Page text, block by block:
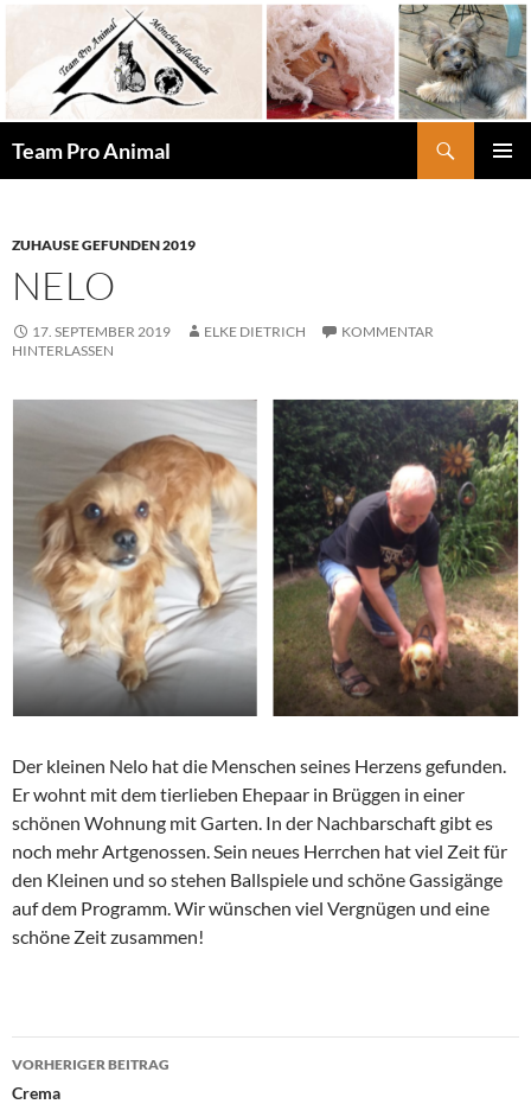
springen
Team Pro Animal
ZUHAUSE GEFUNDEN 2019
NELO
17. SEPTEMBER 2019 ELKE DIETRICH
KOMMENTAR
HINTERLASSEN
Der kleinen Nelo hat die Menschen seines Herzens gefunden.
Er wohnt mit dem tierlieben Ehepaar in Brüggen in einer
schönen Wohnung mit Garten. In der Nachbarschaft gibt es
noch mehr Artgenossen. Sein neues Herrchen hat viel Zeit für
den Kleinen und so stehen Ballspiele und schöne Gassigänge
auf dem Programm. Wir wünschen viel Vergnügen und eine
schöne Zeit zusammen!
Beitragsnavigation
VORHERIGER BEITRAG
Crema